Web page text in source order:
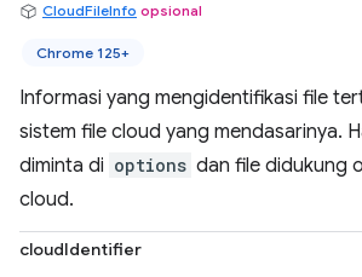
CloudFileInfo opsional
Chrome 125+
Informasi yang mengidentifikasi file
sistem file cloud yang mendasarinya.
diminta di options dan file didukung
cloud.
cloudIdentifier